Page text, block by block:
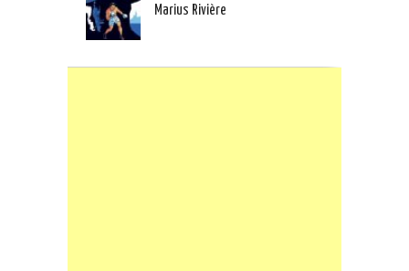
Marius Rivière